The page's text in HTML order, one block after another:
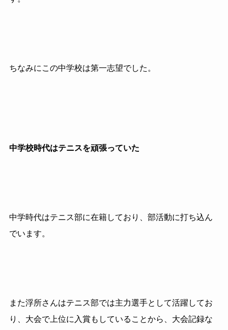
ちなみにこの中学校は第一志望でした。
中学校時代はテニスを頑張っていた
中学時代はテニス部に在籍しており、部活動に打ち込ん
でいます。
また浮所さんはテニス部では主力選手として活躍してお
り、大会で上位に入賞もしていることから、大会記録な